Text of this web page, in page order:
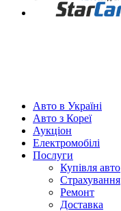
Авто в Україні
Авто з Кореї
Аукціон
Електромобілі
Послуги
Купівля авто
Страхування
Ремонт
Доставка